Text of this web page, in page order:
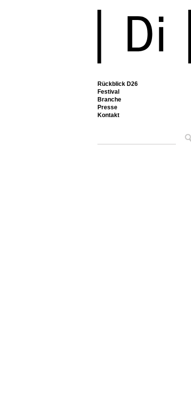
Rückblick D26
Festival
Branche
Presse
Kontakt